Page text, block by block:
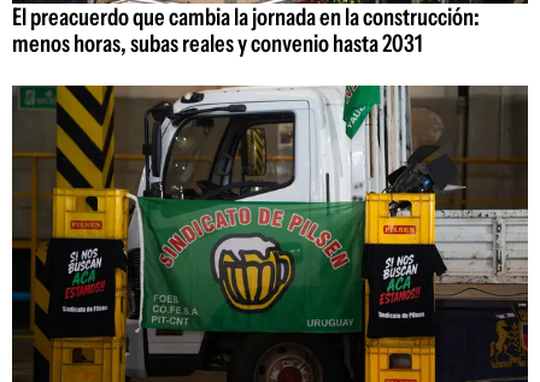
El preacuerdo que cambia la jornada en la construcción:
menos horas, subas reales y convenio hasta 2031